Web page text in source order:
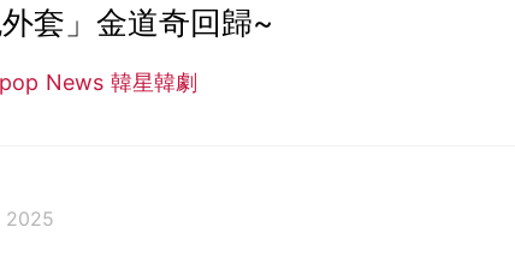
外套」金道奇回歸~
News 韓星韓劇
2025